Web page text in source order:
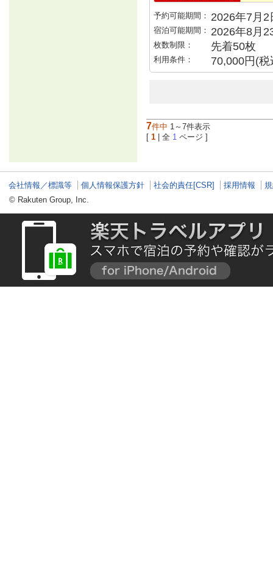
予約可能期間： 2026年7月
宿泊可能期間： 2026年8月
枚数制限： 先着50枚
利用条件： 70,000円(
7件中 1～7件表示
[ 1 | 全 1 ページ ]
会社情報／標識等 個人情報保護方針 社会的責任[CSR] 採用情報
© Rakuten Group, Inc.